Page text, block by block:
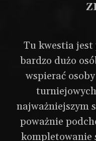
Treningi w
Tu kwestia
bardzo dużo
wspierać
najważniejszym
poważnie
kompletowanie